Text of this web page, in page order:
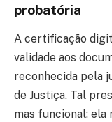
probatória
A certificação
validade aos
reconhecida pela
de Justiça. Tal
mas funcional: ela